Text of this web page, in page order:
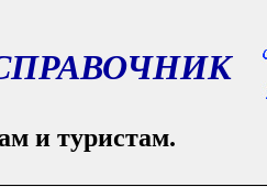
и туристам.